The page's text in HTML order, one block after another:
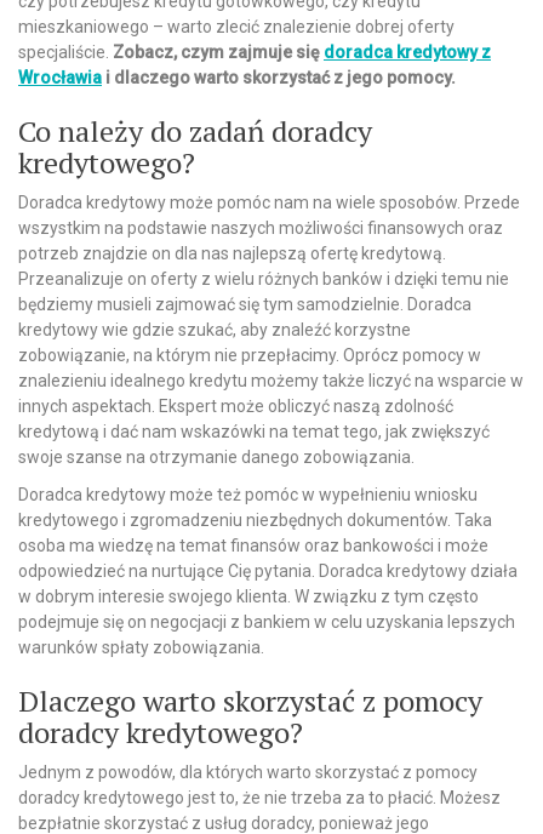
mieszkaniowego – warto zlecić znalezienie dobrej oferty
specjaliście. Zobacz, czym zajmuje się doradca kredytowy z
Wrocławia i dlaczego warto skorzystać z jego pomocy.
Co należy do zadań doradcy
kredytowego?
Doradca kredytowy może pomóc nam na wiele sposobów. Przede
wszystkim na podstawie naszych możliwości finansowych oraz
potrzeb znajdzie on dla nas najlepszą ofertę kredytową.
Przeanalizuje on oferty z wielu różnych banków i dzięki temu nie
będziemy musieli zajmować się tym samodzielnie. Doradca
kredytowy wie gdzie szukać, aby znaleźć korzystne
zobowiązanie, na którym nie przepłacimy. Oprócz pomocy w
znalezieniu idealnego kredytu możemy także liczyć na wsparcie w
innych aspektach. Ekspert może obliczyć naszą zdolność
kredytową i dać nam wskazówki na temat tego, jak zwiększyć
swoje szanse na otrzymanie danego zobowiązania.
Doradca kredytowy może też pomóc w wypełnieniu wniosku
kredytowego i zgromadzeniu niezbędnych dokumentów. Taka
osoba ma wiedzę na temat finansów oraz bankowości i może
odpowiedzieć na nurtujące Cię pytania. Doradca kredytowy działa
w dobrym interesie swojego klienta. W związku z tym często
podejmuje się on negocjacji z bankiem w celu uzyskania lepszych
warunków spłaty zobowiązania.
Dlaczego warto skorzystać z pomocy
doradcy kredytowego?
Jednym z powodów, dla których warto skorzystać z pomocy
doradcy kredytowego jest to, że nie trzeba za to płacić. Możesz
bezpłatnie skorzystać z usług doradcy, ponieważ jego